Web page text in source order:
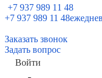
+7 937 989 11 48
+7 937 989 11 48
Заказать звонок
Задать вопрос
Войти